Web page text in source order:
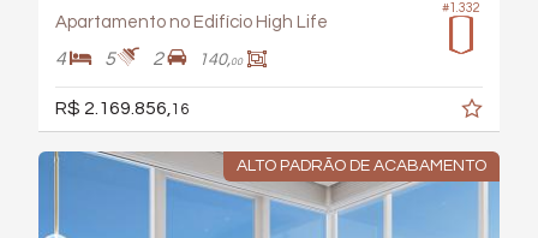
#1.332
Apartamento no Edifício High Life
4 5 2 140,00
R$ 2.169.856, 16
ALTO PADRÃO DE ACABAMENTO